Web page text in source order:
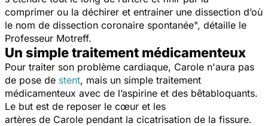
comprimer ou la déchirer et entrainer une dissection d’où
le nom de dissection coronaire spontanée", détaille le
Professeur Motreff.
Un simple traitement médicamenteux
Pour traiter son problème cardiaque, Carole n'aura pas
de pose de stent, mais un simple traitement
médicamenteux avec de l’aspirine et des bêtabloquants.
Le but est de reposer le cœur et les
artères de Carole pendant la cicatrisation de la fissure.